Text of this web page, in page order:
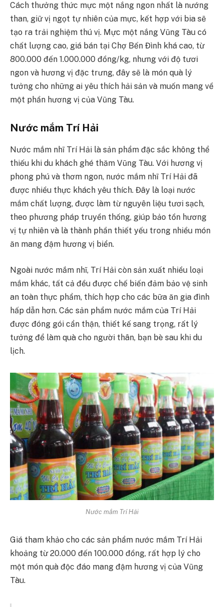
Cách thưởng thức mực một nắng ngon nhất là nướng
than, giữ vị ngọt tự nhiên của mực, kết hợp với bia sẽ
tạo ra trải nghiệm thú vị. Mực một nắng Vũng Tàu có
chất lượng cao, giá bán tại Chợ Bến Đình khá cao, từ
800.000 đến 1.000.000 đồng/kg, nhưng với độ tươi
ngon và hương vị đặc trưng, đây sẽ là món quà lý
tưởng cho những ai yêu thích hải sản và muốn mang về
một phần hương vị của Vũng Tàu.
Nước mắm Trí Hải
Nước mắm nhĩ Trí Hải là sản phẩm đặc sắc không thể
thiếu khi du khách ghé thăm Vũng Tàu. Với hương vị
phong phú và thơm ngon, nước mắm nhĩ Trí Hải đã
được nhiều thực khách yêu thích. Đây là loại nước
mắm chất lượng, được làm từ nguyên liệu tươi sạch,
theo phương pháp truyền thống, giúp bảo tồn hương
vị tự nhiên và là thành phần thiết yếu trong nhiều món
ăn mang đậm hương vị biển.
Ngoài nước mắm nhĩ, Trí Hải còn sản xuất nhiều loại
mắm khác, tất cả đều được chế biến đảm bảo vệ sinh
an toàn thực phẩm, thích hợp cho các bữa ăn gia đình
hấp dẫn hơn. Các sản phẩm nước mắm của Trí Hải
được đóng gói cẩn thận, thiết kế sang trọng, rất lý
tưởng để làm quà cho người thân, bạn bè sau khi du
lịch.
Nước mắm Trí Hải
Giá tham khảo cho các sản phẩm nước mắm Trí Hải
khoảng từ 20.000 đến 100.000 đồng, rất hợp lý cho
một món quà độc đáo mang đậm hương vị của Vũng
Tàu.